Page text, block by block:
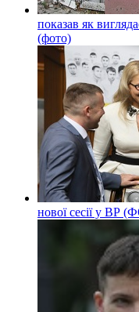
показав як
(фото)
нової сесії у ВР